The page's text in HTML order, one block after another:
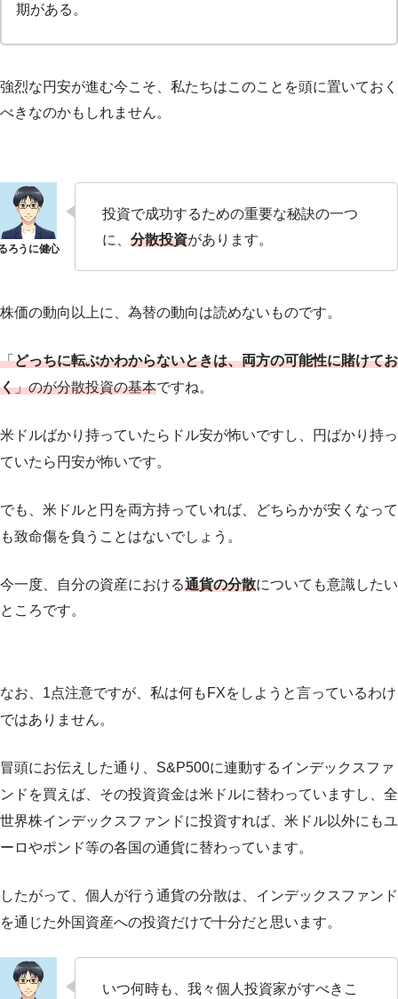
期がある。
強烈な円安が進む今こそ、私たちはこのことを頭に置いておく
べきなのかもしれません。
投資で成功するための重要な秘訣の一つ
に、 分散投資があります。
株価の動向以上に、為替の動向は読めないものです。
「どっちに転ぶかわからないときは、両方の可能性に賭けてお
く」のが分散投資の基本ですね。
米ドルばかり持っていたらドル安が怖いですし、円ばかり持っ
ていたら円安が怖いです。
でも、米ドルと円を両方持っていれば、どちらかが安くなって
も致命傷を負うことはないでしょう。
今一度、自分の資産における通貨の分散についても意識したい
ところです。
なお、1点注意ですが、私は何もFXをしようと言っているわけ
ではありません。
冒頭にお伝えした通り、S&P500に連動するインデックスファ
ンドを買えば、その投資資金は米ドルに替わっていますし、全
世界株インデックスファンドに投資すれば、米ドル以外にもユ
ーロやポンド等の各国の通貨に替わっています。
したがって、個人が行う通貨の分散は、インデックスファンド
を通じた外国資産への投資だけで十分だと思います。
いつ何時も、我々個人投資家がすべきこ